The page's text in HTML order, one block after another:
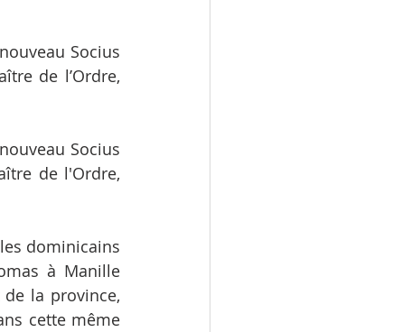
Socius
de l’Ordre,
Socius
de l'Ordre,
dominicains
à Manille
la province,
cette même